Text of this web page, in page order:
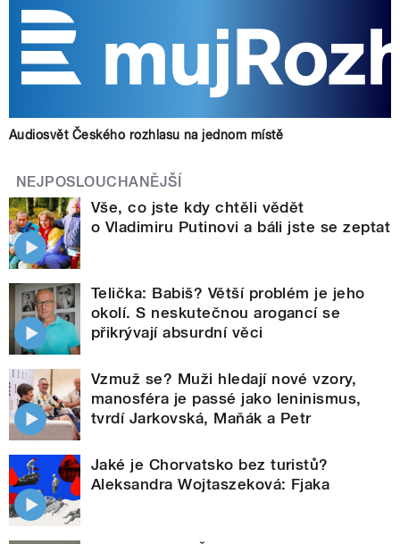
Audiosvět Českého rozhlasu na jednom místě
NEJPOSLOUCHANĚJŠÍ
Vše, co jste kdy chtěli vědět
o Vladimiru Putinovi a báli jste se zeptat
Telička: Babiš? Větší problém je jeho
okolí. S neskutečnou arogancí se
přikrývají absurdní věci
Vzmuž se? Muži hledají nové vzory,
manosféra je passé jako leninismus,
tvrdí Jarkovská, Maňák a Petr
Jaké je Chorvatsko bez turistů?
Aleksandra Wojtaszeková: Fjaka